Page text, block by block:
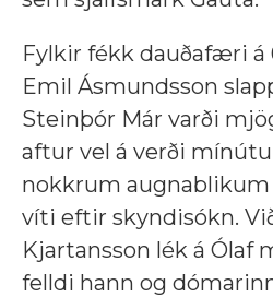
Fylkir fékk dauðafæri á
Emil Ásmundsson
Steinþór Már varði
aftur vel á verði mínútu
nokkrum
víti eftir skyndisókn.
Kjartansson lék á Ólaf
felldi hann og